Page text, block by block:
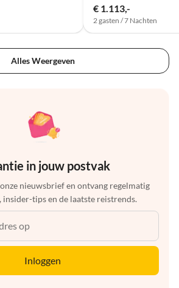
€ 1.113,-
2 gasten / 7 Nachten
Alles Weergeven
in jouw postvak
nieuwsbrief en ontvang regelmatig
insider-tips en de laatste reistrends.
Inloggen